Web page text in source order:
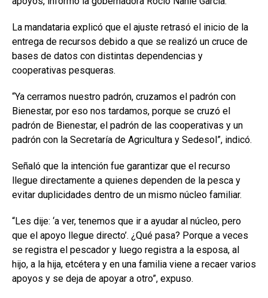
La mandataria explicó que el ajuste retrasó el inicio de la
entrega de recursos debido a que se realizó un cruce de
bases de datos con distintas dependencias y
cooperativas pesqueras.
“Ya cerramos nuestro padrón, cruzamos el padrón con
Bienestar, por eso nos tardamos, porque se cruzó el
padrón de Bienestar, el padrón de las cooperativas y un
padrón con la Secretaría de Agricultura y Sedesol”, indicó.
Señaló que la intención fue garantizar que el recurso
llegue directamente a quienes dependen de la pesca y
evitar duplicidades dentro de un mismo núcleo familiar.
“Les dije: ‘a ver, tenemos que ir a ayudar al núcleo, pero
que el apoyo llegue directo’. ¿Qué pasa? Porque a veces
se registra el pescador y luego registra a la esposa, al
hijo, a la hija, etcétera y en una familia viene a recaer varios
apoyos y se deja de apoyar a otro”, expuso.